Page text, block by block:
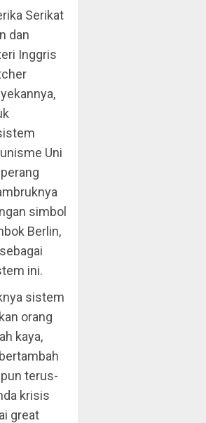
Serikat
dan
Inggris
Uni
simbol
Berlin,
ini.
sistem
orang
kaya,
terus-
krisis
great